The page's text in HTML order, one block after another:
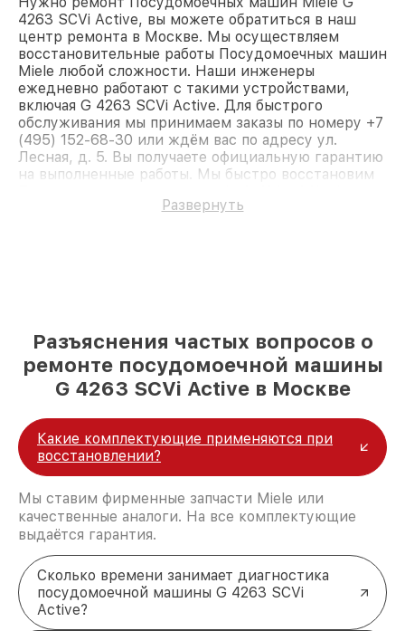
4263 SCVi Active, вы можете обратиться в наш
центр ремонта в Москве. Мы осуществляем
восстановительные работы Посудомоечных машин
Miele любой сложности. Наши инженеры
ежедневно работают с такими устройствами,
включая G 4263 SCVi Active. Для быстрого
обслуживания мы принимаем заказы по номеру +7
(495) 152-68-30 или ждём вас по адресу ул.
Лесная, д. 5. Вы получаете официальную гарантию
на выполненные работы. Мы быстро восстановим
Развернуть
Разъяснения частых вопросов о
ремонте посудомоечной машины
G 4263 SCVi Active в Москве
Какие комплектующие применяются при
восстановлении?
Мы ставим фирменные запчасти Miele или
качественные аналоги. На все комплектующие
выдаётся гарантия.
Сколько времени занимает диагностика
посудомоечной машины G 4263 SCVi
Active?